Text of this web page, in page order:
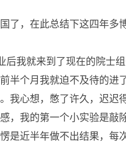
，在此总结下这四年多
我就来到了现在的院士组
半个月我就迫不及待的
我心想，憋了许久，迟迟
我的第一个小实验是敲
是近半年做不出结果，